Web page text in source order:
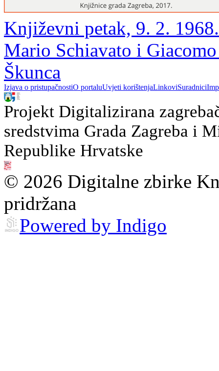
Književni petak, 9. 2.
Mario Schiavato i
Škunca
Izjava o pristupačnostiO portaluUvjeti korištenjaLinkoviSuradnici
Projekt Digitalizirana
sredstvima Grada Zagreba i
Republike Hrvatske
© 2026 Digitalne zbirke
pridržana
Powered by Indigo